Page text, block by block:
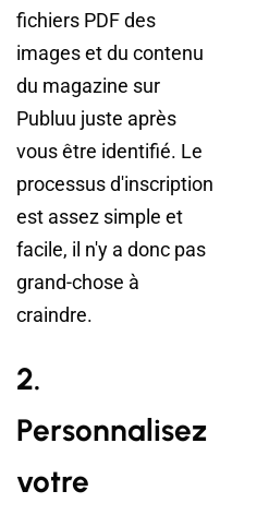
fichiers PDF des
images et du contenu
du magazine sur
Publuu juste après
vous être identifié. Le
processus d'inscription
est assez simple et
facile, il n'y a donc pas
grand-chose à
craindre.
2.
Personnalisez
votre